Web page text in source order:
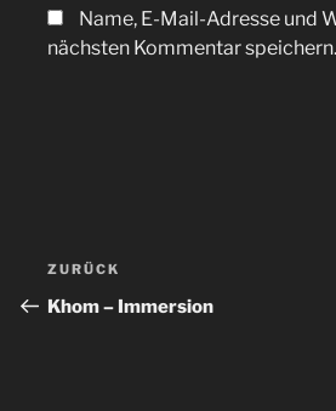
Name, E-Mail-Adresse und
nächsten Kommentar speichern.
Beitragsnavigation
Vorheriger
Beitrag
ZURÜCK
Khom – Immersion